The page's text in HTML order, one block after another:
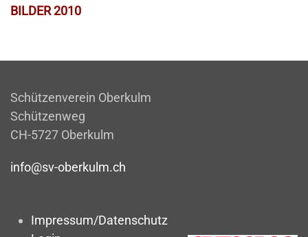
BILDER 2010
Schützenverein Oberkulm
Schützenweg
CH-5727 Oberkulm
info@sv-oberkulm.ch
Impressum/Datenschutz